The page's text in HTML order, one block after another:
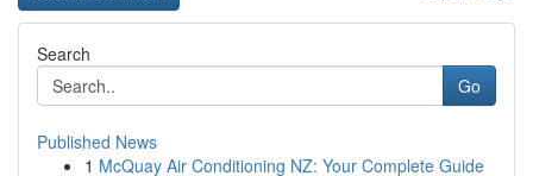
Search
Go
Published News
1 McQuay Air Conditioning NZ: Your Complete Guide